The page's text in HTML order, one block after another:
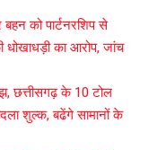
को पार्टनरशिप से
धोखाधड़ी का आरोप, जांच
छत्तीसगढ़ के 10 टोल
शुल्क, बढेंगे सामानों के